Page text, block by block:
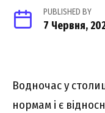
PUBLISHED BY
7 Червня,
Водночас у
нормам і є